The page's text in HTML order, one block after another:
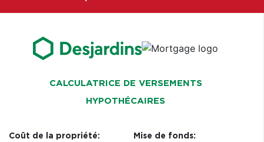
CALCULATRICE DE VERSEMENTS
HYPOTHÉCAIRES
Coût de la propriété: Mise de fonds: